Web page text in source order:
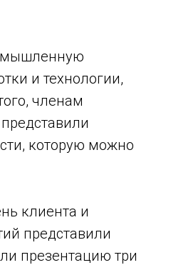
и технологии,
членам
которую можно
клиента и
представили
презентацию три